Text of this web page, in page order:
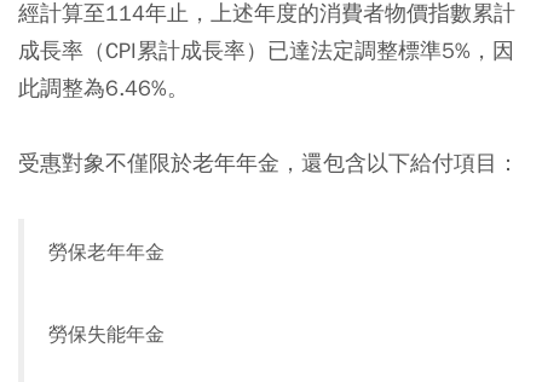
經計算至114年止，上述年度的消費者物價指數累計
成長率（CPI累計成長率）已達法定調整標準5%，因
此調整為6.46%。
受惠對象不僅限於老年年金，還包含以下給付項目：
勞保老年年金
勞保失能年金